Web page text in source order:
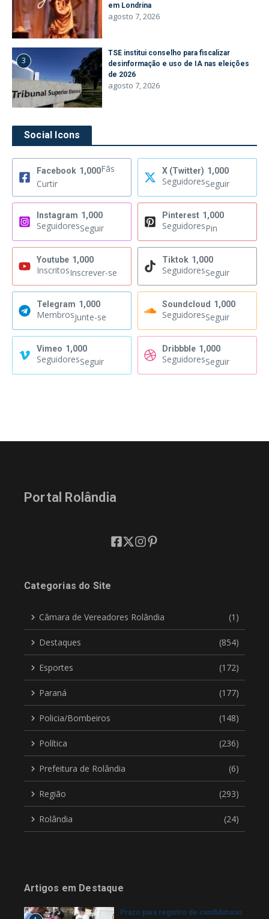
em Londrina
agosto 7, 2026
3
TSE institui conselho para fiscalizar
desinformação e uso de IA nas eleições
de 2026
agosto 7, 2026
Social Icons
Facebook 1,000Fãs
Curtir
X (Twitter) 1,000
SeguidoresSeguir
Instagram 1,000
SeguidoresSeguir
Pinterest 1,000
SeguidoresPin
Youtube 1,000
InscritosInscrever-se
Tiktok 1,000
SeguidoresSeguir
Telegram 1,000
MembrosJunte-se
Soundcloud 1,000
SeguidoresSeguir
Vimeo 1,000
SeguidoresSeguir
Dribbble 1,000
SeguidoresSeguir
Portal Rolândia
Categorias do Site
Câmara de Vereadores Rolândia (1)
Destaques (854)
Esportes (172)
Paraná (177)
Policia/Bombeiros (148)
Política (236)
Prefeitura de Rolândia (6)
Região (293)
Rolândia (24)
Artigos em Destaque
Prazo para registro de candidaturas